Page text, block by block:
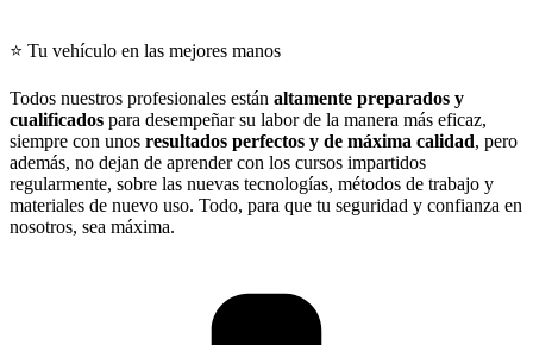
⭐ Tu vehículo en las mejores manos
Todos nuestros profesionales están altamente preparados y
cualificados para desempeñar su labor de la manera más eficaz,
siempre con unos resultados perfectos y de máxima calidad, pero
además, no dejan de aprender con los cursos impartidos
regularmente, sobre las nuevas tecnologías, métodos de trabajo y
materiales de nuevo uso. Todo, para que tu seguridad y confianza en
nosotros, sea máxima.